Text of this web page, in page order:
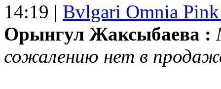
14:19 | Bvlgari Omnia
Орынгул Жаксыбаева :
сожалению нет в